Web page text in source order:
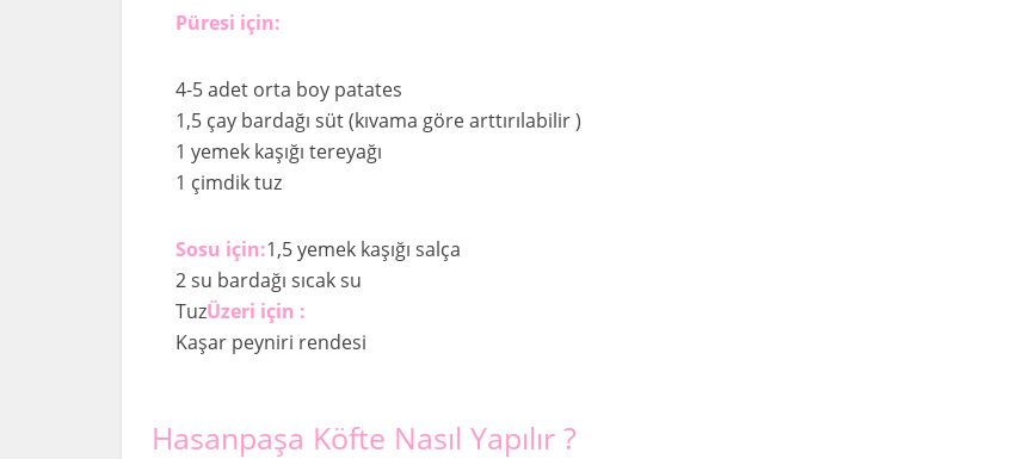
Püresi için:
4-5 adet orta boy patates
1,5 çay bardağı süt (kıvama göre arttırılabilir )
1 yemek kaşığı tereyağı
1 çimdik tuz
Sosu için:1,5 yemek kaşığı salça
2 su bardağı sıcak su
TuzÜzeri için :
Kaşar peyniri rendesi
Hasanpaşa Köfte Nasıl Yapılır ?